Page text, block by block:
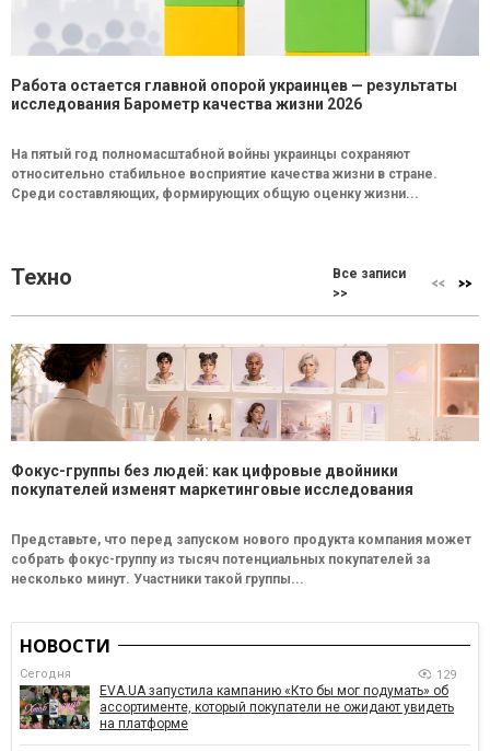
Работа остается главной опорой украинцев — результаты
исследования Барометр качества жизни 2026
На пятый год полномасштабной войны украинцы сохраняют
относительно стабильное восприятие качества жизни в стране.
Среди составляющих, формирующих общую оценку жизни...
Техно
Все записи
>>
Фокус-группы без людей: как цифровые двойники
покупателей изменят маркетинговые исследования
Представьте, что перед запуском нового продукта компания может
собрать фокус-группу из тысяч потенциальных покупателей за
несколько минут. Участники такой группы...
НОВОСТИ
Сегодня 129
EVA.UA запустила кампанию «Кто бы мог подумать» об
ассортименте, который покупатели не ожидают увидеть
на платформе